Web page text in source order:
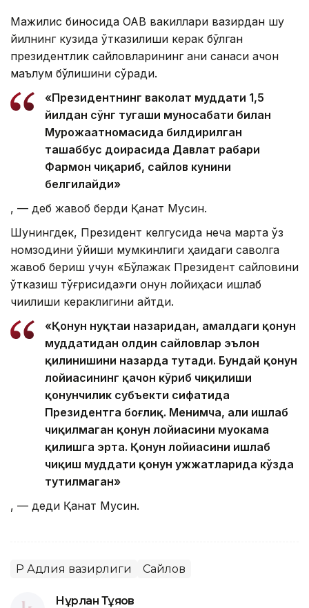
Мажилис биносида ОАВ вакиллари вазирдан шу
йилнинг кузида ўтказилиши керак бўлган
президентлик сайловларининг аниқ санаси қачон
маълум бўлишини сўради.
«Президентнинг ваколат муддати 1,5
йилдан сўнг тугаши муносабати билан
Мурожаатномасида билдирилган
ташаббус доирасида Давлат раҳбари
Фармон чиқариб, сайлов кунини
белгилайди»
, — деб жавоб берди Қанат Мусин.
Шунингдек, Президент келгусида неча марта ўз
номзодини қўйиши мумкинлиги ҳақидаги саволга
жавоб бериш учун «Бўлажак Президент сайловини
ўтказиш тўғрисида»ги қонун лойиҳаси ишлаб
чиқилиши кераклигини айтди.
«Қонун нуқтаи назаридан, амалдаги қонун
муддатидан олдин сайловлар эълон
қилинишини назарда тутади. Бундай қонун
лойиҳасининг қачон кўриб чиқилиши
қонунчилик субъекти сифатида
Президентга боғлиқ. Менимча, ҳали ишлаб
чиқилмаган қонун лойиҳасини муҳокама
қилишга эрта. Қонун лойиҳасини ишлаб
чиқиш муддати қонун ҳужжатларида кўзда
тутилмаган»
, — деди Қанат Мусин.
ҚР Адлия вазирлиги Сайлов
Нұрлан Тұяқов